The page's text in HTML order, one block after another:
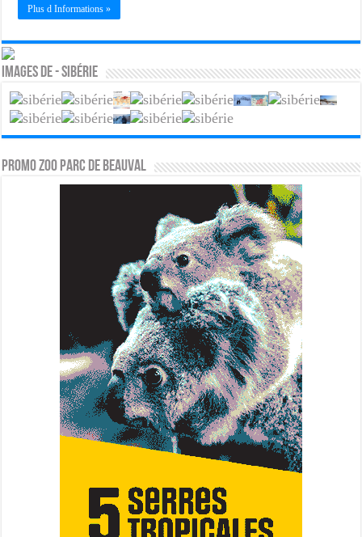
Plus d Informations »
Images de - Sibérie
PROMO ZOO PARC DE BEAUVAL